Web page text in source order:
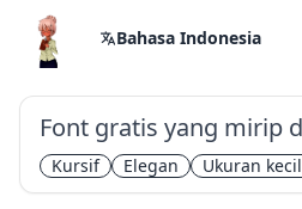
Bahasa Indonesia
Font gratis yang mirip
Kursif Elegan Ukuran kecil